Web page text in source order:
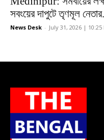
সবংয়ের দাপুটে তৃণমূল
News Desk - July 31, 2026 | 10:25